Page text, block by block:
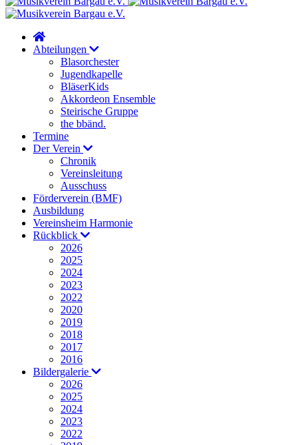
Abteilungen
Blasorchester
Jugendkapelle
BläserKids
Akkordeon Ensemble
Steirische Gruppe
the bbänd.
Termine
Der Verein
Chronik
Vereinsleitung
Ausschuss
Förderverein (BMF)
Ausbildung
Vereinsheim Harmonie
Rückblick
2026
2025
2024
2023
2022
2020
2019
2018
2017
2016
Bildergalerie
2026
2025
2024
2023
2022